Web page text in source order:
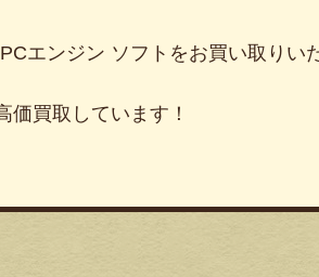
エンジン ソフトをお買い取りい
買取しています！